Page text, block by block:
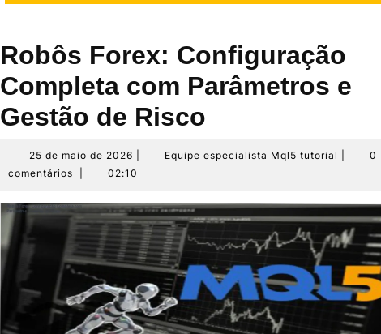
Robôs Forex: Configuração
Completa com Parâmetros e
Gestão de Risco
25 de maio de 2026
de
2026
Equipe especialista Mql5 tutorial
Equipe
tutorial
0
comentários
02:10